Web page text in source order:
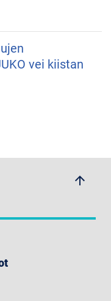
vei kiistan
arrow_upwards